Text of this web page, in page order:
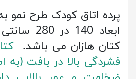
ابعاد
کتان هازان می باشد.
فشردگی بالا در بافت (به